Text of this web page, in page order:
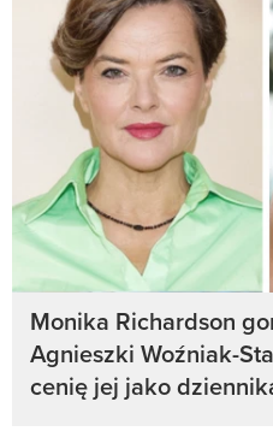
Monika Richardson
Agnieszki Woźniak-
cenię jej jako